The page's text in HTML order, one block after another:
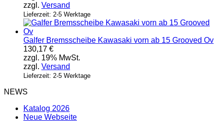
zzgl. Versand
Lieferzeit: 2-5 Werktage
Galfer Bremsscheibe Kawasaki vorn ab 15 Grooved Ov
130,17 €
zzgl. 19% MwSt.
zzgl. Versand
Lieferzeit: 2-5 Werktage
NEWS
Katalog 2026
Neue Webseite